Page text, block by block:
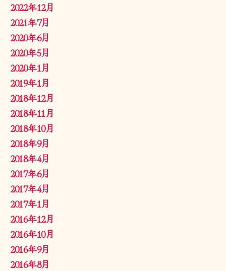
2022年12月
2021年7月
2020年6月
2020年5月
2020年1月
2019年1月
2018年12月
2018年11月
2018年10月
2018年9月
2018年4月
2017年6月
2017年4月
2017年1月
2016年12月
2016年10月
2016年9月
2016年8月